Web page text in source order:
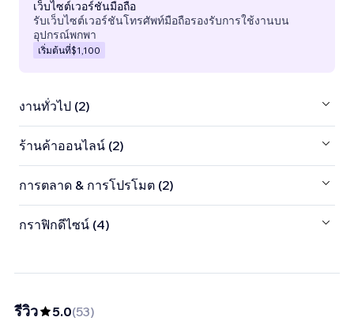
เว็บไซต์เวอร์ชันมือถือ
รับเว็บไซต์เวอร์ชันโทรศัพท์มือถือรองรับการใช้งานบน
อุปกรณ์พกพา
เริ่มต้นที่$1,100
งานทั่วไป (2)
ร้านค้าออนไลน์ (2)
การตลาด & การโปรโมต (2)
กราฟิกดีไซน์ (4)
รีวิว 5.0(53)